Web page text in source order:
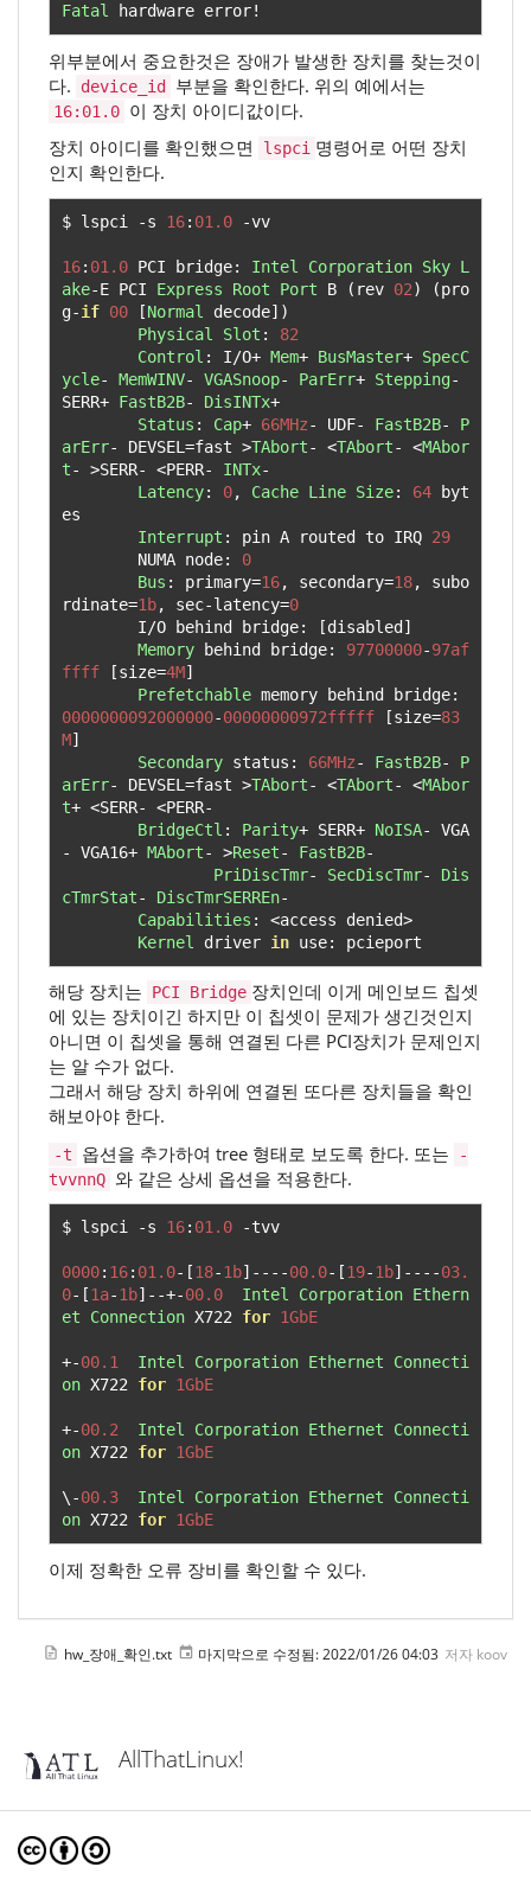
Fatal
hardware error!
위부분에서 중요한것은 장애가 발생한 장치를 찾는것이
다.
device_id 부분을 확인한다. 위의 예에서는
16:01.0 이 장치 아이디값이다.
장치 아이디를 확인했으면
lspci 명령어로 어떤 장치
인지 확인한다.
$ lspci -s 16: 01.0 -vv
16: 01.0 PCI bridge: Intel Corporation Sky L
ake-E PCI Express Root Port B ( rev 02) (pro
g-if 00 [Normal decode])
Physical
Slot :
82
Control : I/O+ Mem+ BusMaster+ SpecC
ycle- MemWINV- VGASnoop- ParErr+ Stepping-
SERR+ FastB2B- DisINTx+
Status : Cap+ 66MHz- UDF- FastB2B-
P
arErr- DEVSEL =fast >TAbort- <TAbort- <MAbor
t- >SERR- <PERR- INTx-
Latency: 0, Cache Line Size: 64 byt
es
Interrupt : pin A routed to IRQ 29
        NUMA node
:
0
Bus : primary=16, secondary=18,
subo
rdinate=1b, sec-latency=0
        I
/O behind bridge: [disabled]
Memory behind bridge: 97700000-97af
ffff
[size=4M]
Prefetchable memory behind bridge:
0000000092000000-00000000972fffff [size=83
M]
Secondary status : 66MHz- FastB2B-
P
arErr- DEVSEL =fast >TAbort- <TAbort- <MAbor
t+ <SERR- <PERR-
BridgeCtl : Parity+ SERR+ NoISA-
VGA
-
VGA16+ MAbort- >Reset- FastB2B-
PriDiscTmr- SecDiscTmr-
Dis
cTmrStat- DiscTmrSERREn-
Capabilities : <access denied>
Kernel
driver in use: pcieport
해당 장치는 PCI Bridge 장치인데 이게 메인보드 칩셋
에 있는 장치이긴 하지만 이 칩셋이 문제가 생긴것인지
아니면 이 칩셋을 통해 연결된 다른 PCI장치가 문제인지
는 알 수가 없다.
그래서 해당 장치 하위에 연결된 또다른 장치들을 확인
해보아야 한다.
-t 옵션을 추가하여 tree 형태로 보도록 한다. 또는
-
tvvnnQ 와 같은 상세 옵션을 적용한다.
$ lspci -s 16: 01.0 -tvv
0000: 16: 01.0-[18-1b]----00.0-[19-1b]----03.
0-[1a-1b]--+-00.0 Intel Corporation Ethern
et
Connection X722 for 1GbE
+-00.1 Intel Corporation Ethernet
Connecti
on X722 for 1GbE
+-00.2 Intel Corporation Ethernet
Connecti
on X722 for 1GbE
\-00.3 Intel Corporation Ethernet
Connecti
on X722 for 1GbE
이제 정확한 오류 장비를 확인할 수 있다.
hw_장애_확인.txt 마지막으로 수정됨:2022/01/26 04:03 저자 koov
AllThatLinux!